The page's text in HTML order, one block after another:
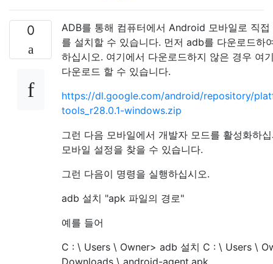
0
ADB를 통해 컴퓨터에서 Android 모바일로 직접
를 설치할 수 있습니다. 먼저 adb를 다운로드하
하십시오. 여기에서 다운로드하지 않은 경우 여
다운로드 할 수 있습니다.
https://dl.google.com/android/repository/
tools_r28.0.1-windows.zip
그런 다음 모바일에서 개발자 모드를 활성화하
모바일 설정을 찾을 수 있습니다.
그런 다음이 명령을 실행하십시오.
adb 설치 "apk 파일의 경로"
예를 들어
C : \ Users \ Owner> adb 설치 C : \ Users \
Downloads \ android-agent.apk